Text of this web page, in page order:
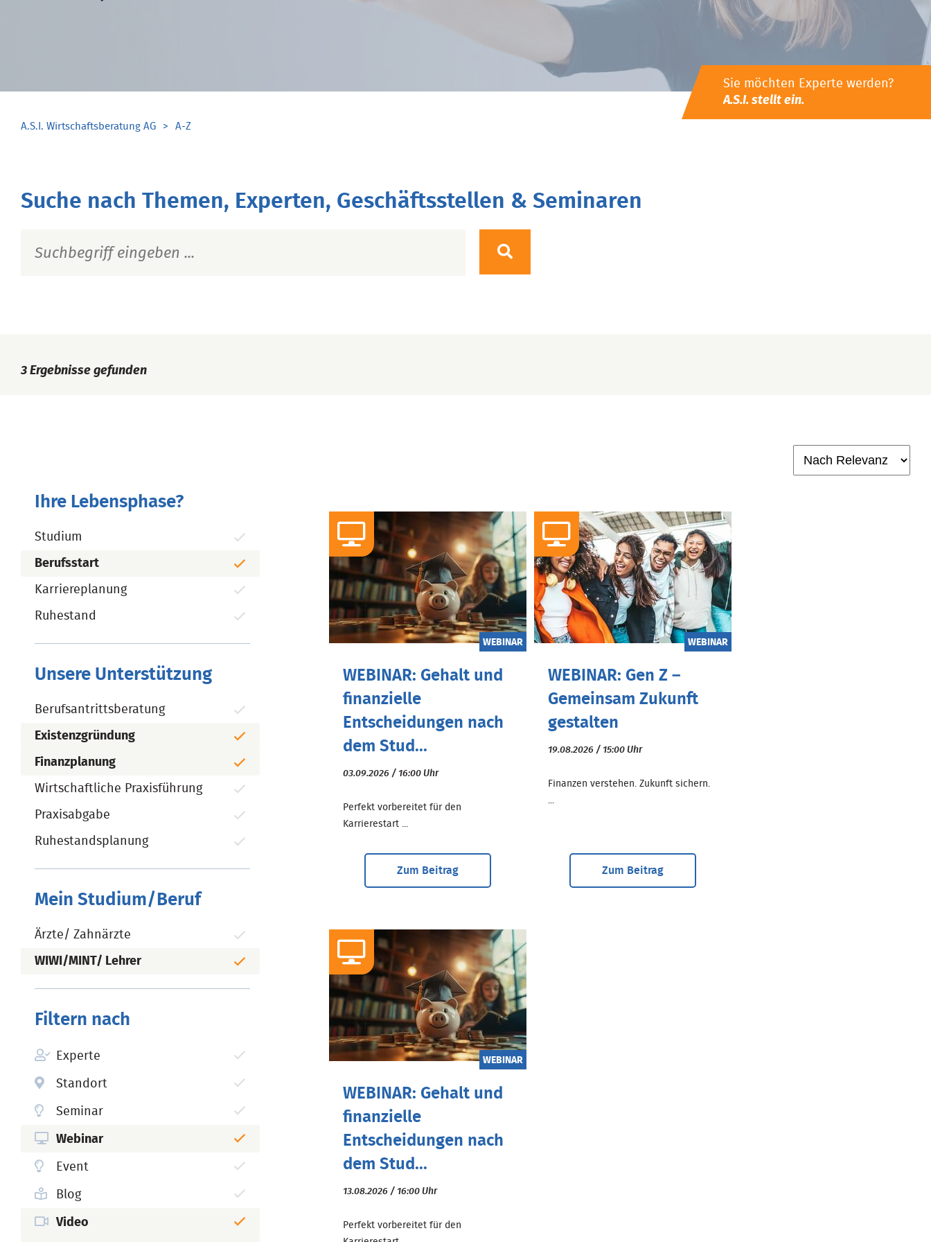
Sie möchten Experte werden?
A.S.I. stellt ein.
A.S.I. Wirtschaftsberatung AG A-Z
Suche nach Themen, Experten, Geschäftsstellen & Seminaren
3 Ergebnisse gefunden
Ihre Lebensphase?
Studium
Berufsstart
Karriereplanung
Ruhestand
Unsere Unterstützung
Berufsantrittsberatung
Existenzgründung
Finanzplanung
Wirtschaftliche Praxisführung
Praxisabgabe
Ruhestandsplanung
Mein Studium/Beruf
Ärzte/ Zahnärzte
WIWI/MINT/ Lehrer
Filtern nach
Experte
Standort
Seminar
Webinar
Event
Blog
Video
WEBINAR
WEBINAR: Gehalt und
finanzielle
Entscheidungen nach
dem Stud...
03.09.2026 / 16:00 Uhr
Perfekt vorbereitet für den
Karrierestart ...
Zum Beitrag
WEBINAR
WEBINAR: Gen Z –
Gemeinsam Zukunft
gestalten
19.08.2026 / 15:00 Uhr
Finanzen verstehen. Zukunft sichern.
...
Zum Beitrag
WEBINAR
WEBINAR: Gehalt und
finanzielle
Entscheidungen nach
dem Stud...
13.08.2026 / 16:00 Uhr
Perfekt vorbereitet für den